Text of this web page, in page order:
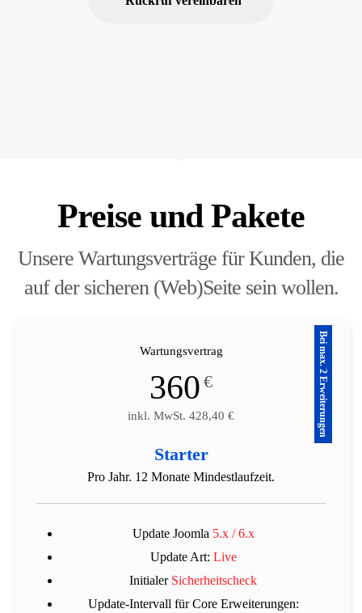
Preise und Pakete
Unsere Wartungsverträge für Kunden, die
auf der sicheren (Web)Seite sein wollen.
Bei max. 2 Erweiterungen
Wartungsvertrag
360 €
inkl. MwSt. 428,40 €
Starter
Pro Jahr. 12 Monate Mindestlaufzeit.
Update Joomla 5.x / 6.x
Update Art: Live
Initialer Sicherheitscheck
Update-Intervall für Core Erweiterungen: